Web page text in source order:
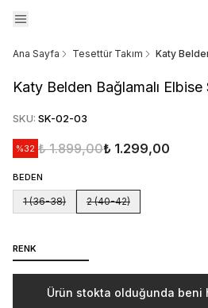
Ana Sayfa Tesettür Takım Katy
Katy Belden Bağlamalı Elbise
SKU: SK-02-03
%32 ₺ 1.899,00₺ 1.299,00
BEDEN
1 (36-38) 2 (40-42)
RENK
Ürün stokta olduğunda beni